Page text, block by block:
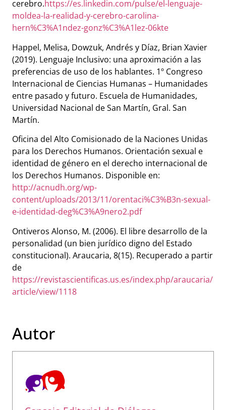
cerebro.https://es.linkedin.com/pulse/el-lenguaje-
moldea-la-realidad-y-cerebro-carolina-
hern%C3%A1ndez-gonz%C3%A1lez-06kte
Happel, Melisa, Dowzuk, Andrés y Díaz, Brian Xavier
(2019). Lenguaje Inclusivo: una aproximación a las
preferencias de uso de los hablantes. 1º Congreso
Internacional de Ciencias Humanas – Humanidades
entre pasado y futuro. Escuela de Humanidades,
Universidad Nacional de San Martín, Gral. San
Martín.
Oficina del Alto Comisionado de la Naciones Unidas
para los Derechos Humanos. Orientación sexual e
identidad de género en el derecho internacional de
los Derechos Humanos. Disponible en:
http://acnudh.org/wp-
content/uploads/2013/11/orentaci%C3%B3n-sexual-
e-identidad-deg%C3%A9nero2.pdf
Ontiveros Alonso, M. (2006). El libre desarrollo de la
personalidad (un bien jurídico digno del Estado
constitucional). Araucaria, 8(15). Recuperado a partir
de
https://revistascientificas.us.es/index.php/araucaria/
article/view/1118
Autor